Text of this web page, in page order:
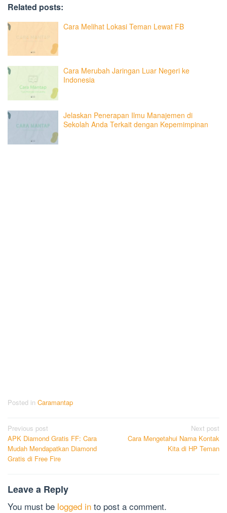
Related posts:
Cara Melihat Lokasi Teman Lewat FB
Cara Merubah Jaringan Luar Negeri ke
Indonesia
Jelaskan Penerapan Ilmu Manajemen di
Sekolah Anda Terkait dengan Kepemimpinan
Posted in Caramantap
Post
navigation
Previous post
APK Diamond Gratis FF: Cara
Mudah Mendapatkan Diamond
Gratis di Free Fire
Next post
Cara Mengetahui Nama Kontak
Kita di HP Teman
Leave a Reply
You must be logged in to post a comment.